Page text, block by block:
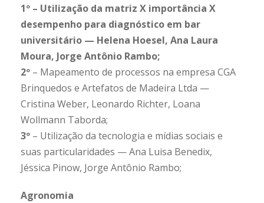
1º – Utilização da matriz X importância X
desempenho para diagnóstico em bar
universitário — Helena Hoesel, Ana Laura
Moura, Jorge Antônio Rambo;
2º – Mapeamento de processos na empresa CGA
Brinquedos e Artefatos de Madeira Ltda —
Cristina Weber, Leonardo Richter, Loana
Wollmann Taborda;
3º – Utilização da tecnologia e mídias sociais e
suas particularidades — Ana Luisa Benedix,
Jéssica Pinow, Jorge Antônio Rambo;
Agronomia